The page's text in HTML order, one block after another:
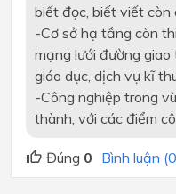
biết đọc, biết viết còn
-Cơ sở hạ tầng còn
mạng lưới đường giao
giáo dục, dịch vụ kĩ
-Công nghiệp trong
thành, với các điểm
Đúng 0 Bình luận